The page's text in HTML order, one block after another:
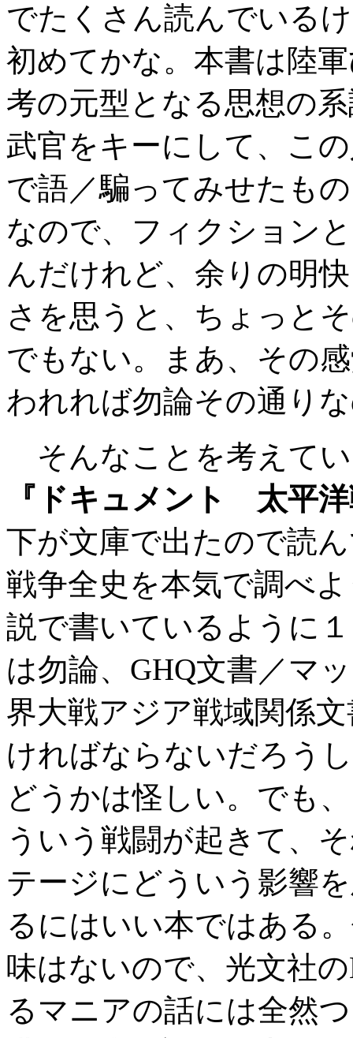
でたくさん読んでいる
初めてかな。本書は陸
考の元型となる思想の
武官をキーにして、こ
で語／騙ってみせたも
なので、フィクション
んだけれど、余りの明
さを思うと、ちょっと
でもない。まあ、その
われれば勿論その通り
そんなことを考えて
『ドキュメント 太平
下が文庫で出たので読
戦争全史を本気で調べ
説で書いているように
は勿論、GHQ文書／マ
界大戦アジア戦域関係
ければならないだろう
どうかは怪しい。でも
ういう戦闘が起きて、
テージにどういう影響
るにはいい本ではある
味はないので、光文社
るマニアの話には全然